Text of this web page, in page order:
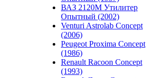
ВАЗ 2120М Утилитер
Опытный (2002)
Venturi Astrolab Concept
(2006)
Peugeot Proxima Concept
(1986)
Renault Racoon Concept
(1993)